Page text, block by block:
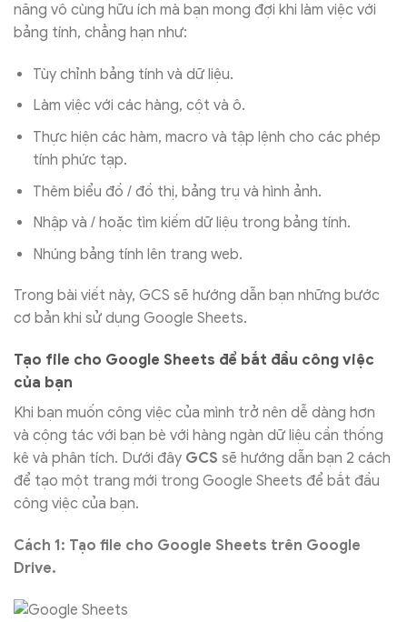
năng vô cùng hữu ích mà bạn mong đợi khi làm việc với
bảng tính, chẳng hạn như:
Tùy chỉnh bảng tính và dữ liệu.
Làm việc với các hàng, cột và ô.
Thực hiện các hàm, macro và tập lệnh cho các phép
tính phức tạp.
Thêm biểu đồ / đồ thị, bảng trụ và hình ảnh.
Nhập và / hoặc tìm kiếm dữ liệu trong bảng tính.
Nhúng bảng tính lên trang web.
Trong bài viết này, GCS sẽ hướng dẫn bạn những bước
cơ bản khi sử dụng Google Sheets.
Tạo file cho Google Sheets để bắt đầu công việc
của bạn
Khi bạn muốn công việc của mình trở nên dễ dàng hơn
và cộng tác với bạn bè với hàng ngàn dữ liệu cần thống
kê và phân tích. Dưới đây GCS sẽ hướng dẫn bạn 2 cách
để tạo một trang mới trong Google Sheets để bắt đầu
công việc của bạn.
Cách 1: Tạo file cho Google Sheets trên Google
Drive.